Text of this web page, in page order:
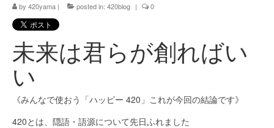
Instagram:420shibuya_official
About:FOUR TWENTY SHIBUYA
YouTube:420shibuya
420 Blog Full
www.h4wp.com
by 420yama | posted in: 420blog | 0
未来は君らが創ればい
い
《みんなで使おう「ハッピー 420」これが今回の結論です》
420とは、隠語・語源について先日ふれました